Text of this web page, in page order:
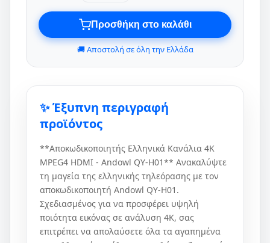
Προσθήκη στο καλάθι
🚚 Αποστολή σε όλη την Ελλάδα
✨ Έξυπνη περιγραφή
προϊόντος
**Αποκωδικοποιητής Ελληνικά Κανάλια 4K
MPEG4 HDMI - Andowl QY-H01** Ανακαλύψτε
τη μαγεία της ελληνικής τηλεόρασης με τον
αποκωδικοποιητή Andowl QY-H01.
Σχεδιασμένος για να προσφέρει υψηλή
ποιότητα εικόνας σε ανάλυση 4K, σας
επιτρέπει να απολαύσετε όλα τα αγαπημένα